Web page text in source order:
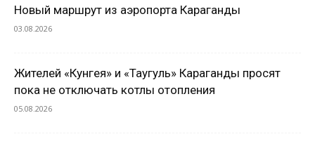
Новый маршрут из аэропорта Караганды
03.08.2026
Жителей «Кунгея» и «Таугуль» Караганды просят
пока не отключать котлы отопления
05.08.2026